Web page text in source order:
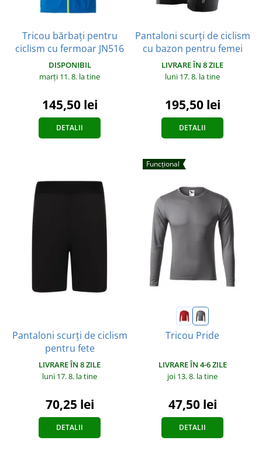
Tricou bărbați pentru
ciclism cu fermoar JN516
DISPONIBIL
marți 11. 8. la tine
145,50 lei
DETALII
Pantaloni scurți de ciclism
cu bazon pentru femei
LIVRARE ÎN 8 ZILE
luni 17. 8. la tine
195,50 lei
DETALII
Pantaloni scurți de ciclism
pentru fete
LIVRARE ÎN 8 ZILE
luni 17. 8. la tine
70,25 lei
DETALII
Funcțional
Tricou Pride
LIVRARE ÎN 4-6 ZILE
joi 13. 8. la tine
47,50 lei
DETALII